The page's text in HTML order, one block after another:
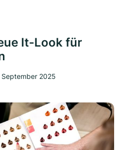
It-Look für
September 2025